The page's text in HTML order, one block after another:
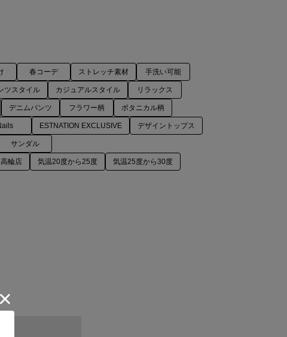
春コーデ ストレッチ素材 手洗い可能
ツスタイル カジュアルスタイル リラックス
デニムパンツ フラワー柄 ボタニカル柄
ESTNATION EXCLUSIVE デザイントップス
サンダル
輪店 気温20度から25度 気温25度から30度